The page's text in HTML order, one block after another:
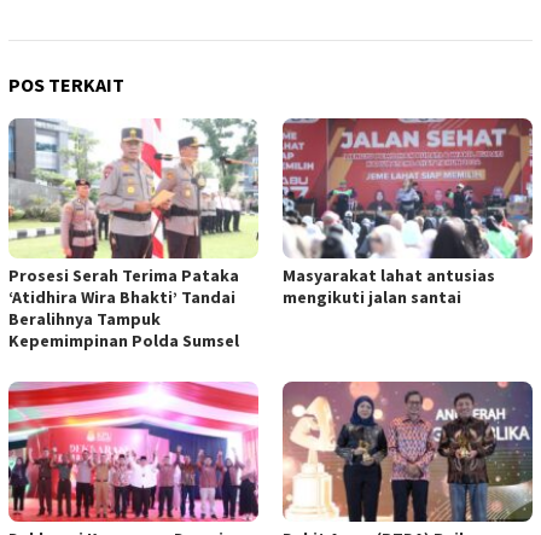
POS TERKAIT
Prosesi Serah Terima Pataka
‘Atidhira Wira Bhakti’ Tandai
Beralihnya Tampuk
Kepemimpinan Polda Sumsel
Masyarakat lahat antusias
mengikuti jalan santai